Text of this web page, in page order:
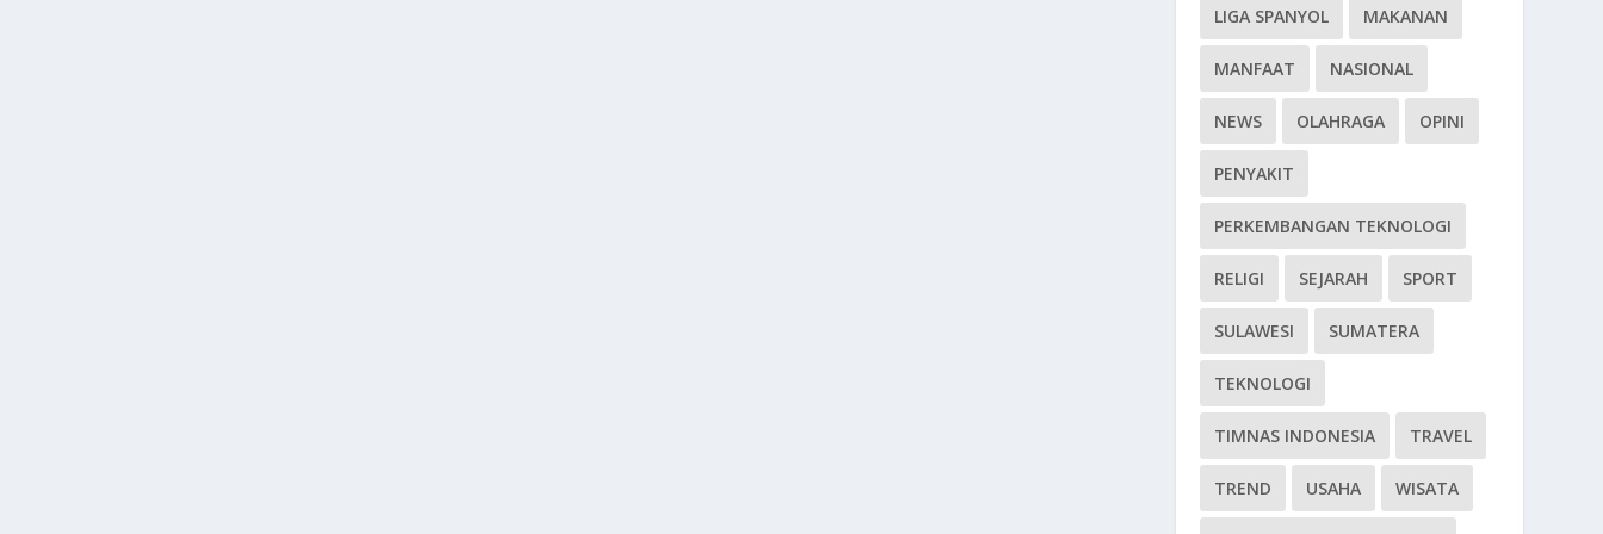
LIGA SPANYOL MAKANAN
MANFAAT NASIONAL
NEWS OLAHRAGA OPINI
PENYAKIT
PERKEMBANGAN TEKNOLOGI
RELIGI SEJARAH SPORT
SULAWESI SUMATERA
TEKNOLOGI
TIMNAS INDONESIA TRAVEL
TREND USAHA WISATA